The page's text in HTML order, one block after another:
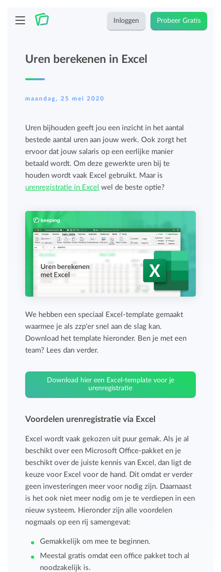
Inloggen Probeer Gratis
Uren berekenen in Excel
maandag, 25 mei 2020
Uren bijhouden geeft jou een inzicht in het aantal
bestede aantal uren aan jouw werk. Ook zorgt het
ervoor dat jouw salaris op een eerlijke manier
betaald wordt. Om deze gewerkte uren bij te
houden wordt vaak Excel gebruikt. Maar is
urenregistratie in Excel wel de beste optie?
We hebben een speciaal Excel-template gemaakt
waarmee je als zzp'er snel aan de slag kan.
Download het template hieronder. Ben je met een
team? Lees dan verder.
Download hier een Excel-template voor je
urenregistratie
Voordelen urenregistratie via Excel
Excel wordt vaak gekozen uit puur gemak. Als je al
beschikt over een Microsoft Office-pakket en je
beschikt over de juiste kennis van Excel, dan ligt de
keuze voor Excel voor de hand. Dit omdat er verder
geen investeringen meer voor nodig zijn. Daarnaast
is het ook niet meer nodig om je te verdiepen in een
nieuw systeem. Hieronder zijn alle voordelen
nogmaals op een rij samengevat:
Gemakkelijk om mee te beginnen.
Meestal gratis omdat een office pakket toch al
noodzakelijk is.